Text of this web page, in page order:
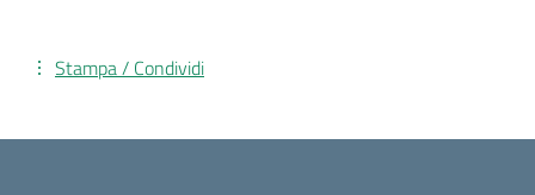
Stampa / Condividi